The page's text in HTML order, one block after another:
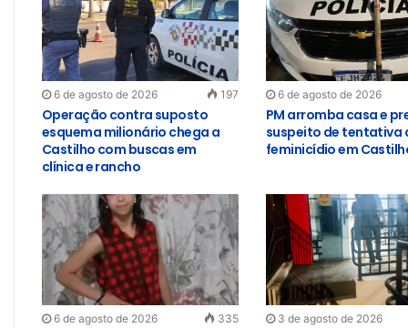
6 de agosto de 2026 197
Operação contra suposto
esquema milionário chega a
Castilho com buscas em
clínica e rancho
6 de agosto de 2026
PM arromba casa e
suspeito de tentativa
feminicídio em
6 de agosto de 2026 335 3 de agosto de 2026